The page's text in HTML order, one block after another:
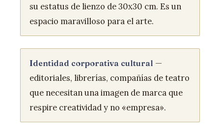
su estatus de lienzo de 30x30 cm. Es un
espacio maravilloso para el arte.
Identidad corporativa cultural —
editoriales, librerías, compañías de teatro
que necesitan una imagen de marca que
respire creatividad y no «empresa».